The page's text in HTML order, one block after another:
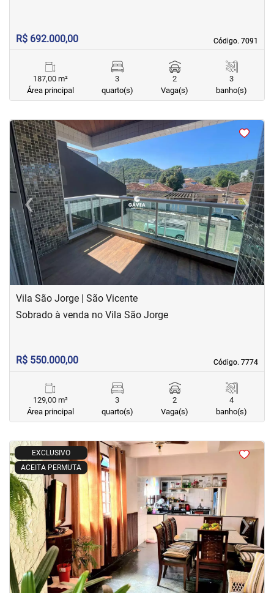
Código. 7091
Código. 7091
R$ 692.000,00
187,00 m²
Área principal
3
quarto(s)
2
Vaga(s)
3
banho(s)
<<<<
‹Previous ›Next
Vila São Jorge | São Vicente
Código. 7774
Código. 7774
Sobrado à venda no Vila São Jorge
R$ 550.000,00
129,00 m²
Área principal
3
quarto(s)
2
Vaga(s)
4
banho(s)
EXCLUSIVO
ACEITA PERMUTA
<<<<
‹Previous ›Next